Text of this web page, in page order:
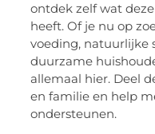
ontdek zelf wat
heeft. Of je nu op
voeding, natuurlijke
duurzame
allemaal hier. Deel
en familie en help
ondersteunen.